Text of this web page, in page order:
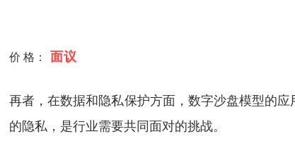
价 格： 面议
再者，在数据和隐私保护方面，数字沙盘模型的
的隐私，是行业需要共同面对的挑战。